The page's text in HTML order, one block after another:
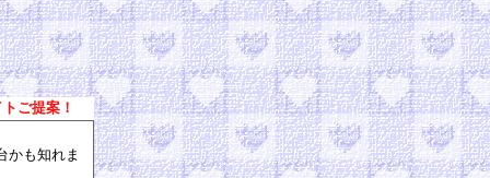
ご提案！
かも知れま